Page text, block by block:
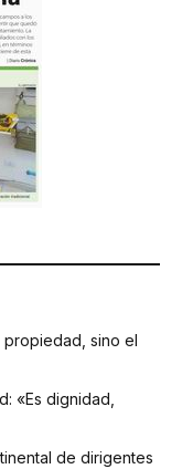
sino el
«Es dignidad,
de dirigentes